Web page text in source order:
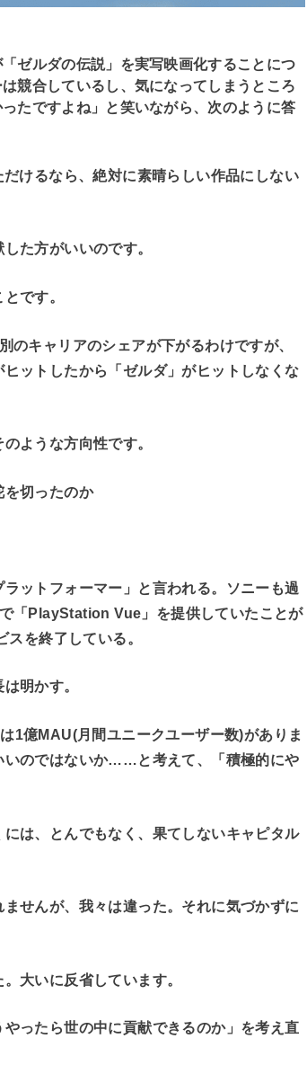
ゼルダの伝説」を実写映画化することにつ
競合しているし、気になってしまうところ
たですよね」と笑いながら、次のように答
けるなら、絶対に素晴らしい作品にしない
た方がいいのです。
です。
キャリアのシェアが下がるわけですが、
ットしたから「ゼルダ」がヒットしなくな
ような方向性です。
を切ったのか
ットフォーマー」と言われる。ソニーも過
「PlayStation Vue」を提供していたことが
を終了している。
明かす。
1億MAU(月間ユニークユーザー数)がありま
いのではないか……と考えて、「積極的にや
は、とんでもなく、果てしないキャピタル
せんが、我々は違った。それに気づかずに
大いに反省しています。
ったら世の中に貢献できるのか」を考え直